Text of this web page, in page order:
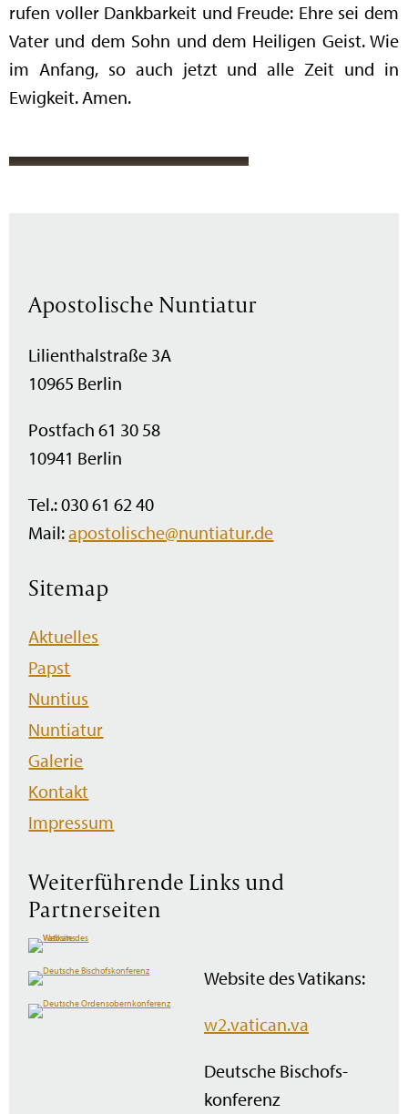
rufen voller Dankbarkeit und Freude: Ehre sei dem
Vater und dem Sohn und dem Heiligen Geist. Wie
im Anfang, so auch jetzt und alle Zeit und in
Ewigkeit. Amen.
Apostolische Nuntiatur
Lilienthalstraße 3A
10965 Berlin
Postfach 61 30 58
10941 Berlin
Tel.: 030 61 62 40
Mail:apostolische@nuntiatur.de
Sitemap
Navigation
überspringen
Aktuelles
Papst
Nuntius
Nuntiatur
Galerie
Kontakt
Impressum
Weiterführende Links und
Partnerseiten
Website des Vatikans:
w2.vatican.va
Deutsche Bischofs­
konferenz